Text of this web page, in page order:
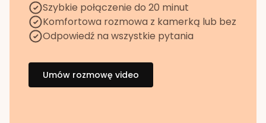
Szybkie połączenie do 20 minut
Komfortowa rozmowa z kamerką lub bez
Odpowiedź na wszystkie pytania
Umów rozmowę video